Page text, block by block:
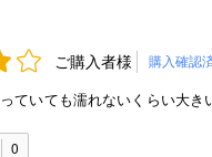
ご購入者様 購入確認
ていても濡れないくらい大
0